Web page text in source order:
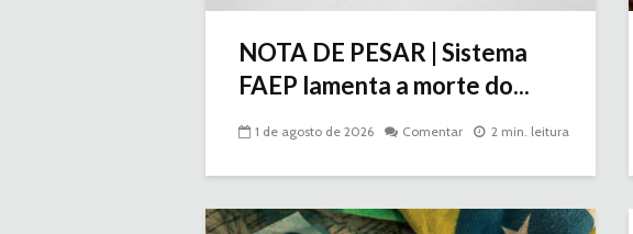
NOTA DE PESAR | Sistema
FAEP lamenta a morte do...
1 de agosto de 2026 Comentar 2 min. leitura